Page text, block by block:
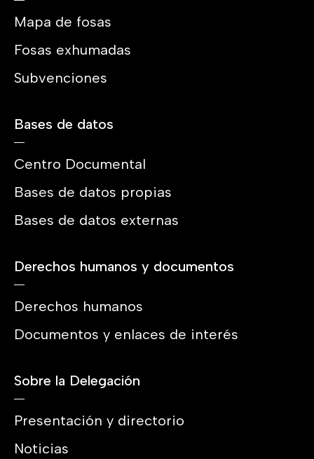
Mapa de fosas
Fosas exhumadas
Subvenciones
Bases de datos
Centro Documental
Bases de datos propias
Bases de datos externas
Derechos humanos y documentos
Derechos humanos
Documentos y enlaces de interés
Sobre la Delegación
Presentación y directorio
Noticias